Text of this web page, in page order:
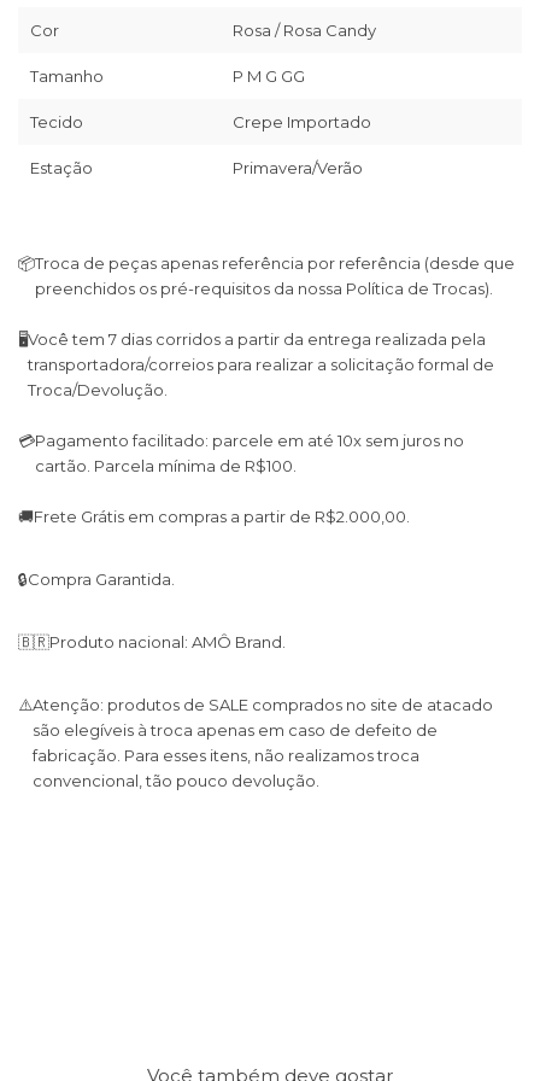
Cor Rosa / Rosa Candy
Tamanho P M G GG
Tecido Crepe Importado
Estação Primavera/Verão
📦Troca de peças apenas referência por referência (desde que
preenchidos os pré-requisitos da nossa Política de Trocas).
🖥Você tem 7 dias corridos a partir da entrega realizada pela
transportadora/correios para realizar a solicitação formal de
Troca/Devolução.
💳Pagamento facilitado: parcele em até 10x sem juros no
cartão. Parcela mínima de R$100.
🚚Frete Grátis em compras a partir de R$2.000,00.
🔒Compra Garantida.
🇧🇷Produto nacional: AMÔ Brand.
⚠️Atenção: produtos de SALE comprados no site de atacado
são elegíveis à troca apenas em caso de defeito de
fabricação. Para esses itens, não realizamos troca
convencional, tão pouco devolução.
Você também deve gostar